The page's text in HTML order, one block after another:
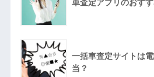
車査定アプリのおす
一括車査定サイトは
当？